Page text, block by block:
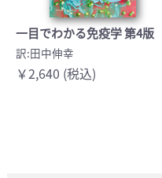
一目でわかる免疫学 第4版
訳:田中伸幸
￥2,640 (税込)